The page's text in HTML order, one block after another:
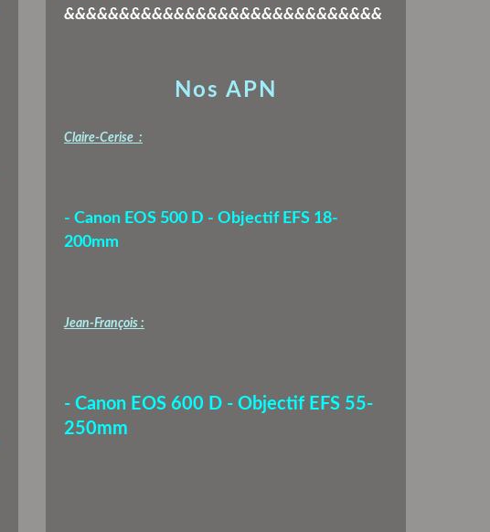
Nos APN
Claire-Cerise :
- Canon EOS 500 D - Objectif EFS 18-
200mm
Jean-François :
- Canon EOS 600 D - Objectif EFS 55-
250mm
&&&&&&&&&&&&&&&&&&&&&&&&&&&&&